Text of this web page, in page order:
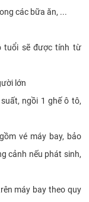
các bữa ăn, ...
tuổi sẽ được tính từ
lớn
ngồi 1 ghế ô tô,
vé máy bay, bảo
cảnh nếu phát sinh,
máy bay theo quy